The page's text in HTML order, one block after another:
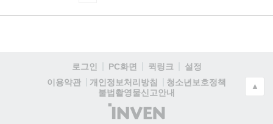
로그인 PC화면 퀵링크
설정
이용약관
개인정보처리방침
청소년보호정책
불법촬영물신고안내
(주)
인
▲